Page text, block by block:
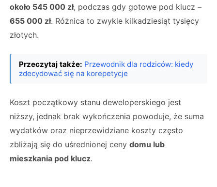
około 545 000 zł, podczas gdy gotowe pod klucz –
655 000 zł. Różnica to zwykle kilkadziesiąt tysięcy
złotych.
Przeczytaj także: Przewodnik dla rodziców: kiedy
zdecydować się na korepetycje
Koszt początkowy stanu deweloperskiego jest
niższy, jednak brak wykończenia powoduje, że suma
wydatków oraz nieprzewidziane koszty często
zbliżają się do uśrednionej ceny domu lub
mieszkania pod klucz.